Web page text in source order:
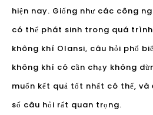
muốn kết quả tốt nhất có thể,
số câu hỏi rất quan trọng.